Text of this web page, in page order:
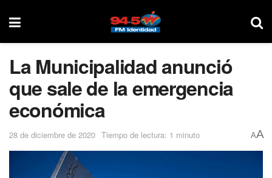
La Municipalidad anunció
que sale de la emergencia
económica
28 de diciembre de 2020 Tiempo de lectura: 1 minuto AA